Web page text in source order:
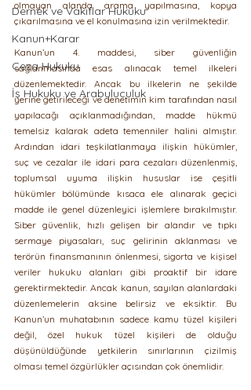
Dernek ve Vakıflar Hukuku
Kanun+Karar
Ceza Hukuku
İş Hukuku ve Arabuluculuk
olmayan alanda arama yapılmasına, kopya
çıkarılmasına ve el konulmasına izin verilmektedir.
Kanun’un 4. maddesi, siber güvenliğin
sağlanmasında esas alınacak temel ilkeleri
düzenlemektedir. Ancak bu ilkelerin ne şekilde
yerine getirileceği ve denetimin kim tarafından nasıl
yapılacağı açıklanmadığından, madde hükmü
temelsiz kalarak adeta temenniler halini almıştır.
Ardından idari teşkilatlanmaya ilişkin hükümler,
suç ve cezalar ile idari para cezaları düzenlenmiş,
toplumsal uyuma ilişkin hususlar ise çeşitli
hükümler bölümünde kısaca ele alınarak geçici
madde ile genel düzenleyici işlemlere bırakılmıştır.
Siber güvenlik, hızlı gelişen bir alandır ve tıpkı
sermaye piyasaları, suç gelirinin aklanması ve
terörün finansmanının önlenmesi, sigorta ve kişisel
veriler hukuku alanları gibi proaktif bir idare
gerektirmektedir. Ancak kanun, sayılan alanlardaki
düzenlemelerin aksine belirsiz ve eksiktir. Bu
Kanun’un muhatabının sadece kamu tüzel kişileri
değil, özel hukuk tüzel kişileri de olduğu
düşünüldüğünde yetkilerin sınırlarının çizilmiş
olması temel özgürlükler açısından çok önemlidir.